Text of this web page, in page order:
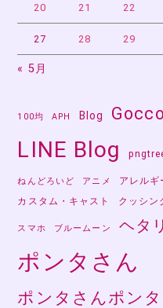
20 21 22
27 28 29
« 5月
100均 APH Blog Gocco
LINE Blog
ねんどろいど アニメ アレルギ
カスタム・キャスト
クッシン
スマホ ブルームーン ヘタ
ポンタさん
ポンタさんポン